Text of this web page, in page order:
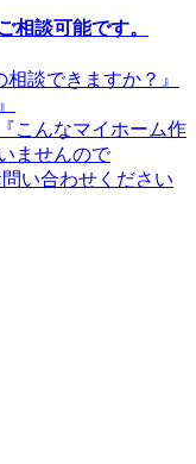
相談可能です。
談できますか？』
こんなマイホーム作
ませんので
い合わせください